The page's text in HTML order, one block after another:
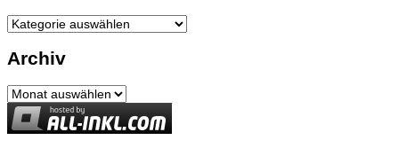
Kategorien
Archiv
Archiv